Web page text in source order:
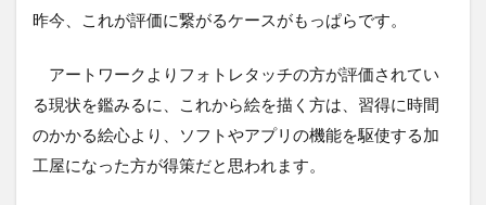
昨今、これが評価に繋がるケースがもっぱらです。
アートワークよりフォトレタッチの方が評価されてい
る現状を鑑みるに、これから絵を描く方は、習得に時間
のかかる絵心より、ソフトやアプリの機能を駆使する加
工屋になった方が得策だと思われます。